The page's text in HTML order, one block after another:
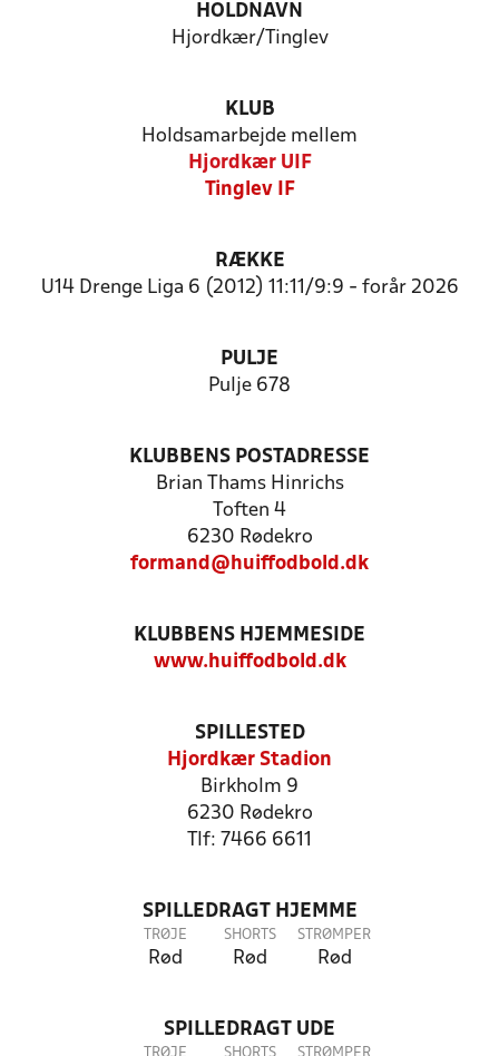
HOLDNAVN
Hjordkær/Tinglev
KLUB
Holdsamarbejde mellem
Hjordkær UIF
Tinglev IF
RÆKKE
U14 Drenge Liga 6 (2012) 11:11/9:9 - forår 2026
PULJE
Pulje 678
KLUBBENS POSTADRESSE
Brian Thams Hinrichs
Toften 4
6230 Rødekro
formand@huiffodbold.dk
KLUBBENS HJEMMESIDE
www.huiffodbold.dk
SPILLESTED
Hjordkær Stadion
Birkholm 9
6230 Rødekro
Tlf: 7466 6611
SPILLEDRAGT HJEMME
TRØJE
Rød
SHORTS
Rød
STRØMPER
Rød
SPILLEDRAGT UDE